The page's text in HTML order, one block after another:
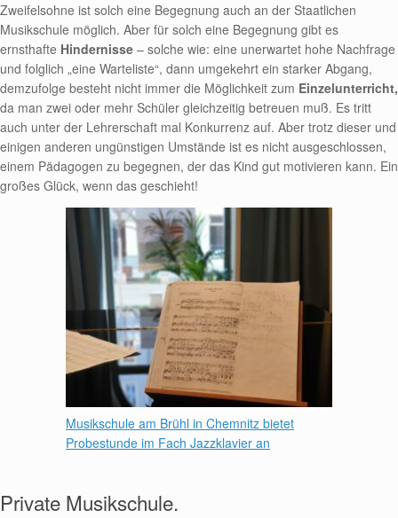
Zweifelsohne ist solch eine Begegnung auch an der Staatlichen
Musikschule möglich. Aber für solch eine Begegnung gibt es
ernsthafte Hindernisse – solche wie: eine unerwartet hohe Nachfrage
und folglich „eine Warteliste“, dann umgekehrt ein starker Abgang,
demzufolge besteht nicht immer die Möglichkeit zum Einzelunterricht,
da man zwei oder mehr Schüler gleichzeitig betreuen muß. Es tritt
auch unter der Lehrerschaft mal Konkurrenz auf. Aber trotz dieser und
einigen anderen ungünstigen Umstände ist es nicht ausgeschlossen,
einem Pädagogen zu begegnen, der das Kind gut motivieren kann. Ein
großes Glück, wenn das geschieht!
Musikschule am Brühl in Chemnitz bietet
Probestunde im Fach Jazzklavier an
Private Musikschule.